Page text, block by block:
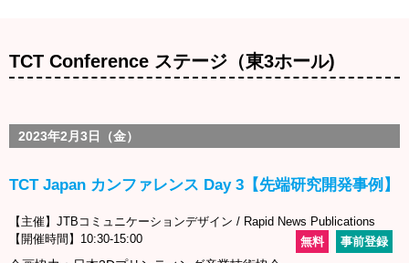
TCT Conference ステージ（東3ホール)
2023年2月3日（金）
TCT Japan カンファレンス Day 3【先端研究開発事例】
【主催】JTBコミュニケーションデザイン / Rapid News Publications
【開催時間】10:30-15:00
事前登録
無料